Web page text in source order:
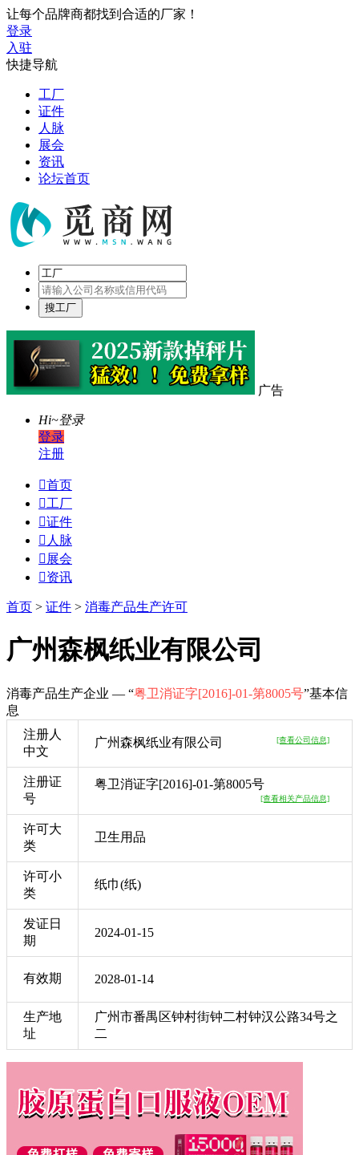
让每个品牌商都找到合适的厂家！
登录
入驻
快捷导航
工厂
证件
人脉
展会
资讯
论坛首页
广告
Hi~登录
登录
注册
首页
工厂
证件
 人脉
 展会
资讯
首页 > 证件 > 消毒产品生产许可
广州森枫纸业有限公司
消毒产品生产企业 — “粤卫消证字[2016]-01-第8005号”基本信
息
注册人
中文
广州森枫纸业有限公司 [查看公司信息]
注册证
号
粤卫消证字[2016]-01-第8005号
[查看相关产品信息]
许可大
类
卫生用品
许可小
类
纸巾(纸)
发证日
期
2024-01-15
有效期 2028-01-14
生产地
址
广州市番禺区钟村街钟二村钟汉公路34号之
二